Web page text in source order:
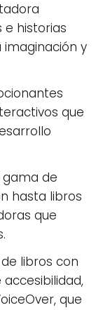
e historias
y
que
gama de
hasta libros
que
libros con
que